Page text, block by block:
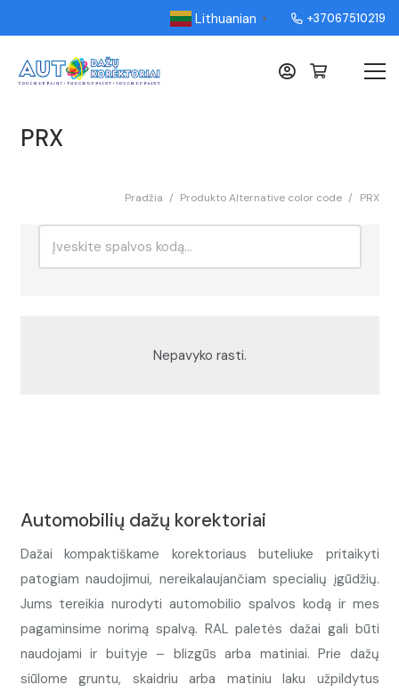
Lithuanian ▼ +37067510219
PRX
Pradžia / Produkto Alternative color code / PRX
Nepavyko rasti.
Automobilių dažų korektoriai
Dažai kompaktiškame korektoriaus buteliuke pritaikyti
patogiam naudojimui, nereikalaujančiam specialių įgūdžių.
Jums tereikia nurodyti automobilio spalvos kodą ir mes
pagaminsime norimą spalvą. RAL paletės dažai gali būti
naudojami ir buityje – blizgūs arba matiniai. Prie dažų
siūlome gruntu, skaidriu arba matiniu laku užpildytus